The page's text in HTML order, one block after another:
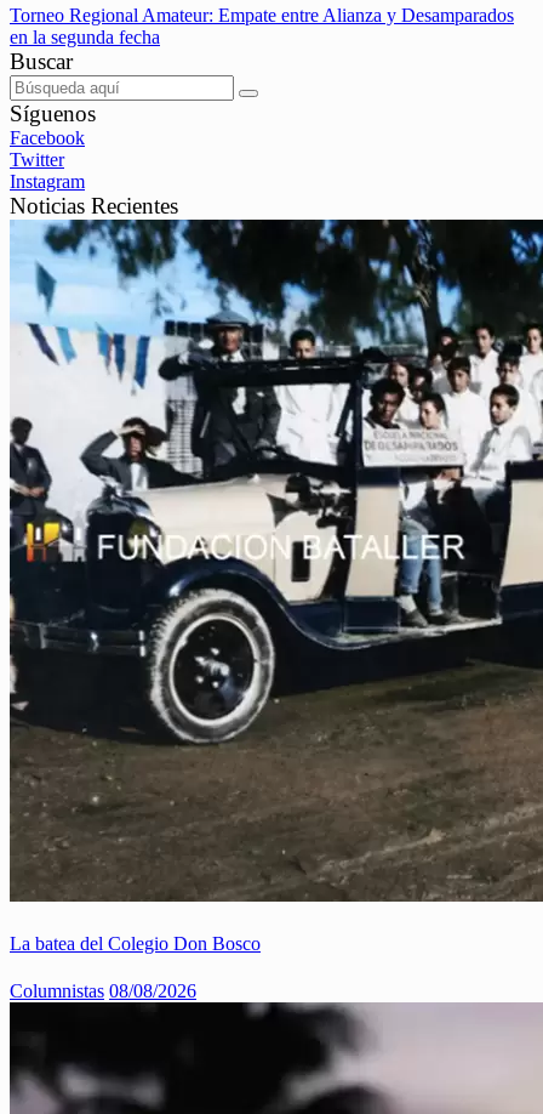
Torneo Regional Amateur: Empate entre Alianza y Desamparados
en la segunda fecha
Buscar
Síguenos
Facebook
Twitter
Instagram
Noticias Recientes
La batea del Colegio Don Bosco
Columnistas 08/08/2026